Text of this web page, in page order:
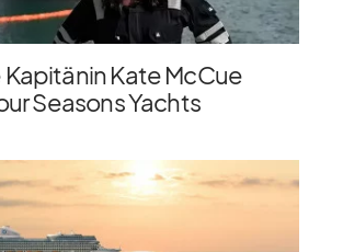
Kate McCue
Seasons Yachts